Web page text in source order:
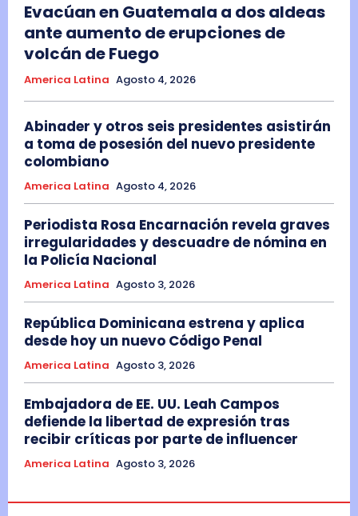
Evacúan en Guatemala a dos aldeas
ante aumento de erupciones de
volcán de Fuego
America Latina Agosto 4, 2026
Abinader y otros seis presidentes asistirán
a toma de posesión del nuevo presidente
colombiano
America Latina Agosto 4, 2026
Periodista Rosa Encarnación revela graves
irregularidades y descuadre de nómina en
la Policía Nacional
America Latina Agosto 3, 2026
República Dominicana estrena y aplica
desde hoy un nuevo Código Penal
America Latina Agosto 3, 2026
Embajadora de EE. UU. Leah Campos
defiende la libertad de expresión tras
recibir críticas por parte de influencer
America Latina Agosto 3, 2026